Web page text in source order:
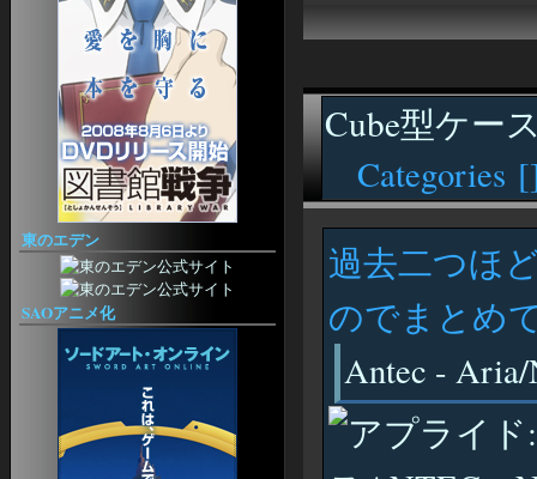
Cube型ケー
Categories [
過去二つほ
のでまとめ
Antec - Aria/
OHVITAE
EQ2Interface
スペル＆アーツ
EQ2 Spells III
EQ2 Craft
アーティザン
ら・もずくなEQ2
EQ2 Artisan
EQ2 Recipe
クエスト
EQ2JE @Wiki
べるめも
EQ2 M and Q
Allakhazam's EQII
Heritage
Prismatic
EQ2 OGaming
センスが無い！
アバウトなEQ2日記
EQ2ブログ集（ライブドア）
その他
東のエデン
SAOアニメ化